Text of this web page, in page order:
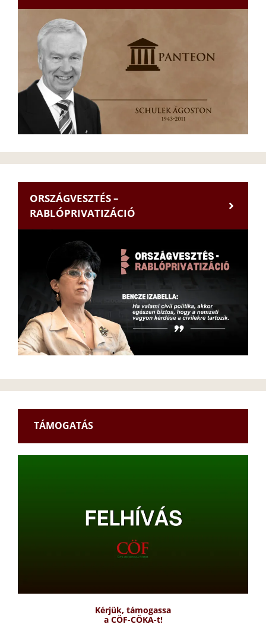
ORSZÁGVESZTÉS –
RABLÓPRIVATIZÁCIÓ
TÁMOGATÁS
Kérjük, támogassa
a CÖF-CÖKA-t!